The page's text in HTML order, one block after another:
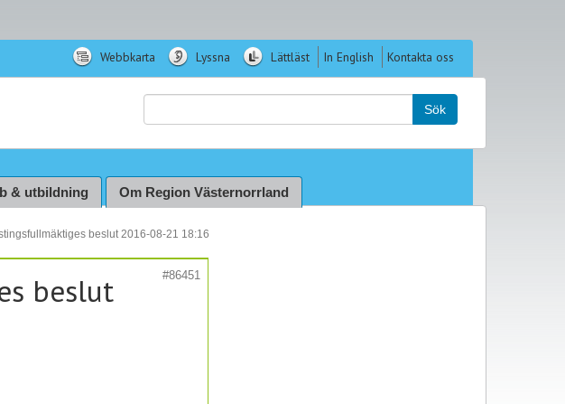
Webbkarta Lyssna Lättläst In English Kontakta oss
Sök
& utbildning Om Region Västernorrland
beslut 2016-08-21 18:16
#86451
beslut